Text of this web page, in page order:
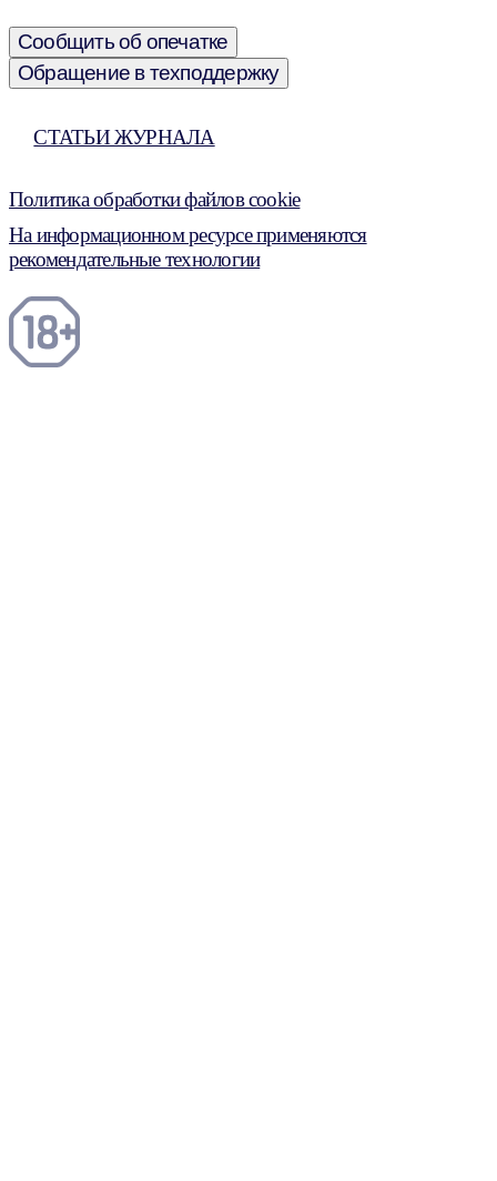
Сообщить об опечатке
Обращение в техподдержку
СТАТЬИ ЖУРНАЛА
Политика обработки файлов cookie
На информационном ресурсе применяются
рекомендательные технологии